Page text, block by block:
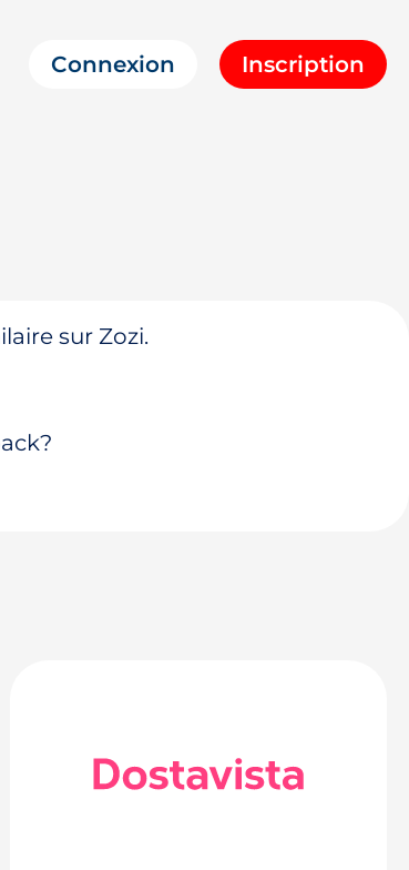
Connexion Inscription
sur Zozi.